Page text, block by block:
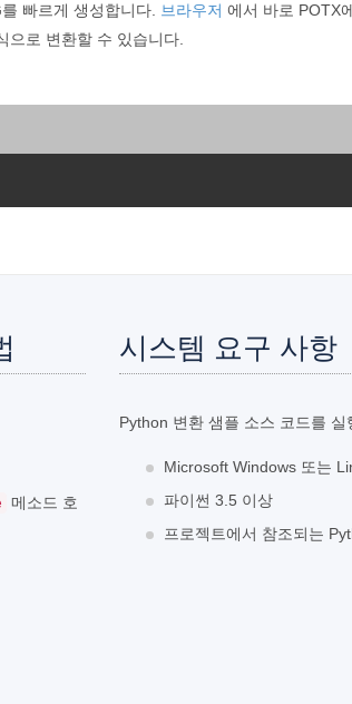
빠르게 생성합니다. 브라우저 에서 바로 POTX
으로 변환할 수 있습니다.
메소드 호
시스템 요구 사항
Python 변환 샘플 소스 코드를
Microsoft Windows 또는
파이썬 3.5 이상
프로젝트에서 참조되는